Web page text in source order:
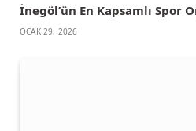
İnegöl’ün En Kapsamlı Spor
OCAK 29, 2026